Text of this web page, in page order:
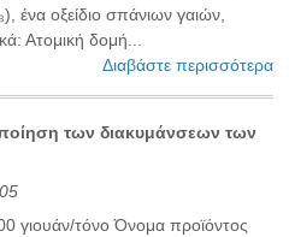
ένα οξείδιο σπάνιων γαιών,
‌Ατομική δομή...
Διαβάστε περισσότερα
των διακυμάνσεων των
γιουάν/τόνο Όνομα προϊόντος